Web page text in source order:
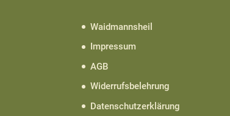
Waidmannsheil
Impressum
AGB
Widerrufsbelehrung
Datenschutzerklärung